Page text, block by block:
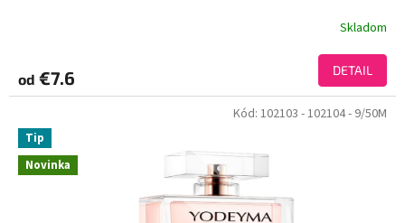
Skladom
od €7.6 DETAIL
Novinka
Tip
Kód: 102103 - 102104- 9/50M